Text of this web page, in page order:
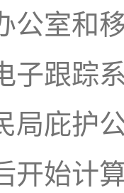
公室和
子跟踪
局庇护
开始计